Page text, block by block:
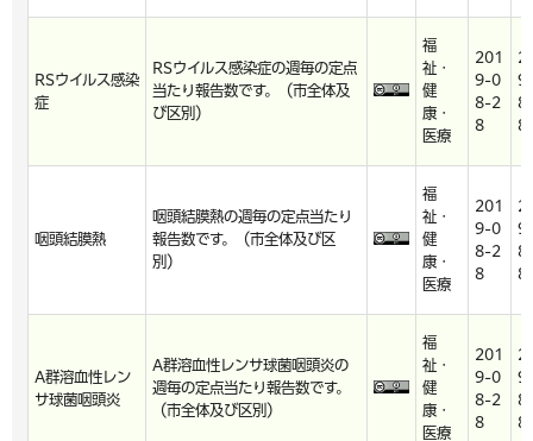
RSウイルス感染
症
RSウイルス感染症の週毎の定点
当たり報告数です。（市全体及
び区別）
福
祉・
健
康・
医療
201
9-0
8-2
8
8
咽頭結膜熱
咽頭結膜熱の週毎の定点当たり
報告数です。（市全体及び区
別）
福
祉・
健
康・
医療
201
9-0
8-2
8
8
A群溶血性レン
サ球菌咽頭炎
A群溶血性レンサ球菌咽頭炎の
週毎の定点当たり報告数です。
（市全体及び区別）
福
祉・
健
康・
医療
201
9-0
8-2
8
8